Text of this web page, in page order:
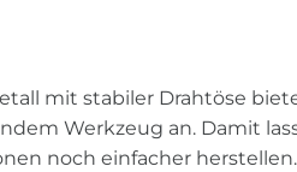
mit stabiler Drahtöse
Werkzeug an. Damit
noch einfacher herstellen.